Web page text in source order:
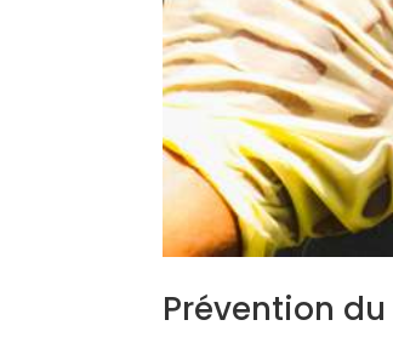
Prévention